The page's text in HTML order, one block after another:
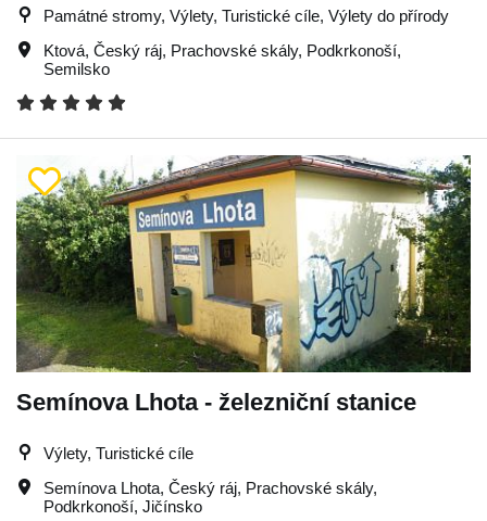
Památné stromy, Výlety, Turistické cíle, Výlety do přírody
Ktová, Český ráj, Prachovské skály, Podkrkonoší,
Semilsko
Semínova Lhota - železniční stanice
Výlety, Turistické cíle
Semínova Lhota, Český ráj, Prachovské skály,
Podkrkonoší, Jičínsko